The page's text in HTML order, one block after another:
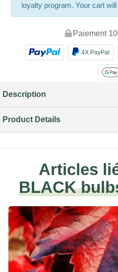
loyalty program. Your cart will
Paiement
4X PayPal
Description
Product Details
Articles
BLACK